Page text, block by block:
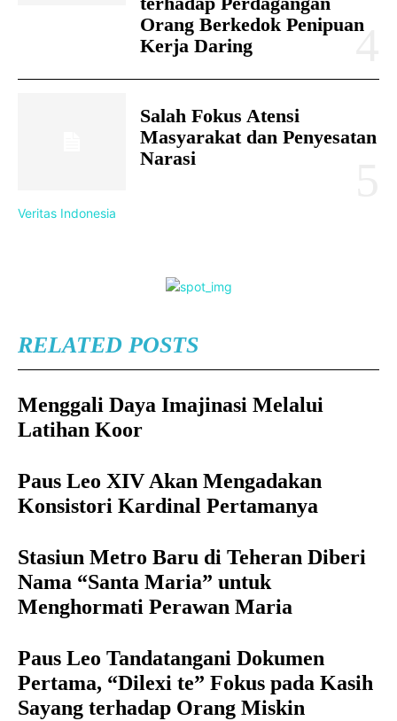
Orang Berkedok Penipuan
Kerja Daring
Salah Fokus Atensi
Masyarakat dan Penyesatan
Narasi
Veritas Indonesia
RELATED POSTS
Menggali Daya Imajinasi Melalui
Latihan Koor
Paus Leo XIV Akan Mengadakan
Konsistori Kardinal Pertamanya
Stasiun Metro Baru di Teheran Diberi
Nama “Santa Maria” untuk
Menghormati Perawan Maria
Paus Leo Tandatangani Dokumen
Pertama, “Dilexi te” Fokus pada Kasih
Sayang terhadap Orang Miskin